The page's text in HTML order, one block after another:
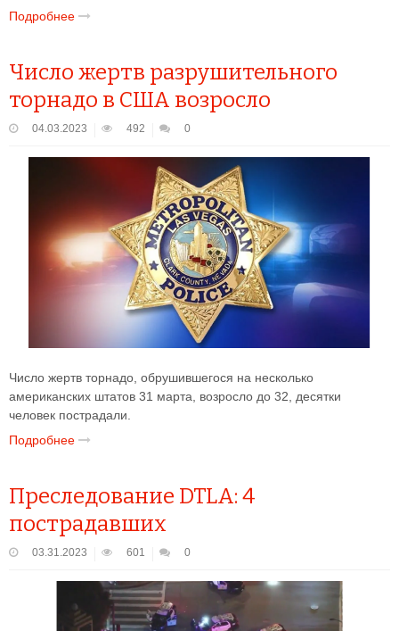
Подробнее
Число жертв разрушительного
торнадо в США возросло
04.03.2023 492 0
Число жертв торнадо, обрушившегося на несколько
американских штатов 31 марта, возросло до 32, десятки
человек пострадали.
Подробнее
Преследование DTLA: 4
пострадавших
03.31.2023 601 0